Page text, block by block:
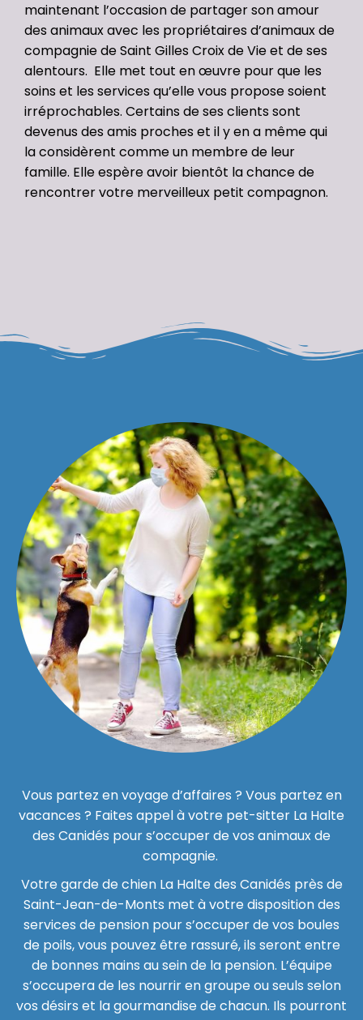
maintenant l’occasion de partager son amour
des animaux avec les propriétaires d’animaux de
compagnie de Saint Gilles Croix de Vie et de ses
alentours. ​ Elle met tout en œuvre pour que les
soins et les services qu’elle vous propose soient
irréprochables. Certains de ses clients sont
devenus des amis proches et il y en a même qui
la considèrent comme un membre de leur
famille. Elleespère avoir bientôt la chance de
rencontrer votre merveilleux petit compagnon.
Vous partez en voyage d’affaires ? Vous partez en
vacances ? Faites appel à votre pet-sitter La Halte
des Canidés pour s’occuper de vos animaux de
compagnie.
Votre garde de chien La Halte des Canidés près de
Saint-Jean-de-Monts met à votre disposition des
services de pension pour s’occuper de vos boules
de poils, vous pouvez être rassuré, ils seront entre
de bonnes mains au seinde la pension. L’équipe
s’occupera de les nourrir en groupe ou seuls selon
vos désirs et la gourmandise de chacun. Ils pourront